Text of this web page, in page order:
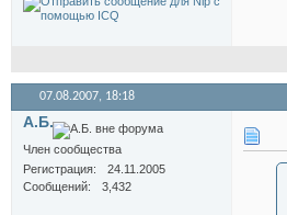
07.08.2007, 18:18
А.Б.
Член сообщества
Регистрация
24.11.2005
Сообщений
3,432